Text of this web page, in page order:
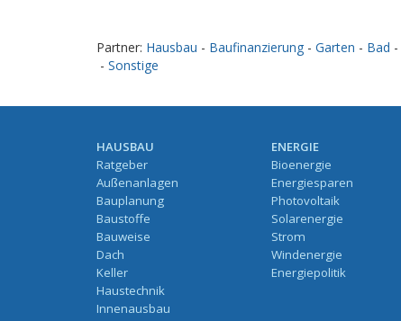
Partner: Hausbau - Baufinanzierung - Garten - Bad -
- Sonstige
HAUSBAU
Ratgeber
Außenanlagen
Bauplanung
Baustoffe
Bauweise
Dach
Keller
Haustechnik
Innenausbau
ENERGIE
Bioenergie
Energiesparen
Photovoltaik
Solarenergie
Strom
Windenergie
Energiepolitik